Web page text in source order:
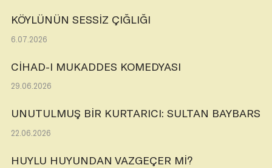
KÖYLÜNÜN SESSİZ ÇIĞLIĞI
6.07.2026
CİHAD-I MUKADDES KOMEDYASI
29.06.2026
UNUTULMUŞ BİR KURTARICI: SULTAN BAYBARS
22.06.2026
HUYLU HUYUNDAN VAZGEÇER Mİ?